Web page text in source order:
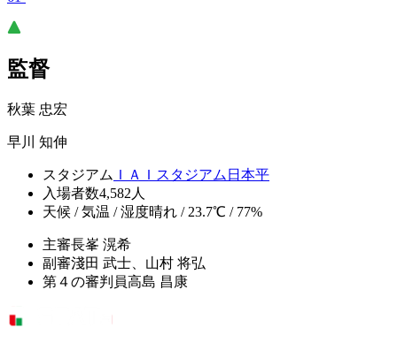
監督
秋葉 忠宏
早川 知伸
スタジアム ＩＡＩスタジアム日本平
入場者数4,582人
天候 / 気温 / 湿度晴れ / 23.7℃ / 77%
主審長峯 滉希
副審淺田 武士、山村 将弘
第４の審判員高島 昌康